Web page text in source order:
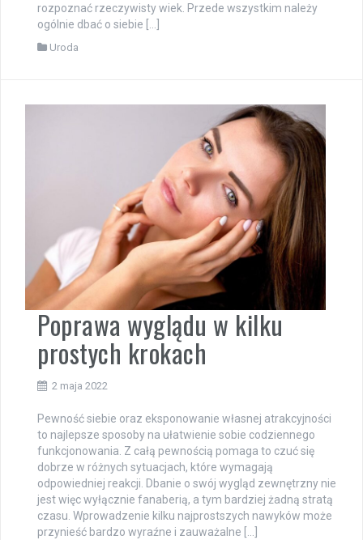
rozpoznać rzeczywisty wiek. Przede wszystkim należy
ogólnie dbać o siebie […]
Uroda
Poprawa wyglądu w kilku
prostych krokach
2 maja 2022
Pewność siebie oraz eksponowanie własnej atrakcyjności
to najlepsze sposoby na ułatwienie sobie codziennego
funkcjonowania. Z całą pewnością pomaga to czuć się
dobrze w różnych sytuacjach, które wymagają
odpowiedniej reakcji. Dbanie o swój wygląd zewnętrzny nie
jest więc wyłącznie fanaberią, a tym bardziej żadną stratą
czasu. Wprowadzenie kilku najprostszych nawyków może
przynieść bardzo wyraźne i zauważalne […]